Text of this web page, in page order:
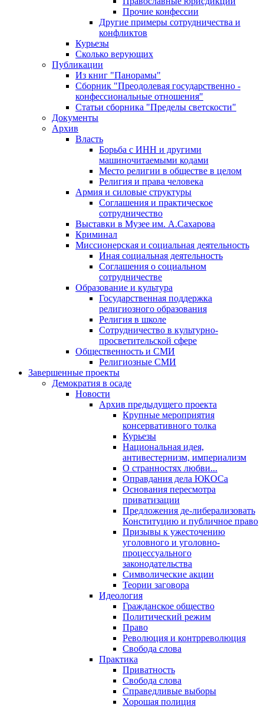
Прочие конфессии
Другие примеры сотрудничества и
конфликтов
Курьезы
Сколько верующих
Публикации
Из книг "Панорамы"
Сборник "Преодолевая государственно -
конфессиональные отношения"
Статьи сборника "Пределы светскости"
Документы
Архив
Власть
Борьба с ИНН и другими
машиночитаемыми кодами
Место религии в обществе в целом
Религия и права человека
Армия и силовые структуры
Соглашения и практическое
сотрудничество
Выставки в Музее им. А.Сахарова
Криминал
Миссионерская и социальная деятельность
Иная социальная деятельность
Соглашения о социальном
сотрудничестве
Образование и культура
Государственная поддержка
религиозного образования
Религия в школе
Сотрудничество в культурно-
просветительской сфере
Общественность и СМИ
Религиозные СМИ
Завершенные проекты
Демократия в осаде
Новости
Архив предыдущего проекта
Крупные мероприятия
консервативного толка
Курьезы
Национальная идея,
антивестернизм, империализм
О странностях любви...
Оправдания дела ЮКОСа
Основания пересмотра
приватизации
Предложения де-либерализовать
Конституцию и публичное право
Призывы к ужесточению
уголовного и уголовно-
процессуального
законодательства
Символические акции
Теории заговора
Идеология
Гражданское общество
Политический режим
Право
Революция и контрреволюция
Свобода слова
Практика
Приватность
Свобода слова
Справедливые выборы
Хорошая полиция